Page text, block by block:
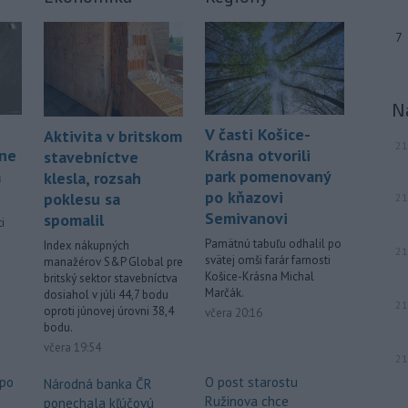
Aktivita v britskom
stavebníctve
klesla, rozsah
poklesu sa
spomalil
Index nákupných
manažérov S&P Global pre
britský sektor stavebníctva
dosiahol v júli 44,7 bodu
oproti júnovej úrovni 38,4
bodu.
včera 19:54
Národná banka ČR
ponechala kľúčovú
V časti Košice-
Krásna otvorili
park pomenovaný
po kňazovi
Semivanovi
Pamätnú tabuľu odhalil po
svätej omši farár farnosti
Košice-Krásna Michal
Marčák.
včera 20:16
O post starostu
Ružinova chce
7